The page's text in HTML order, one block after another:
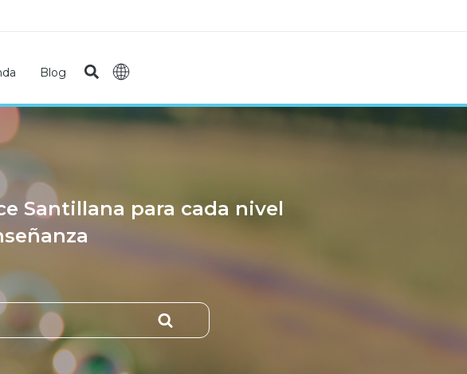
Blog
Santillana para cada nivel